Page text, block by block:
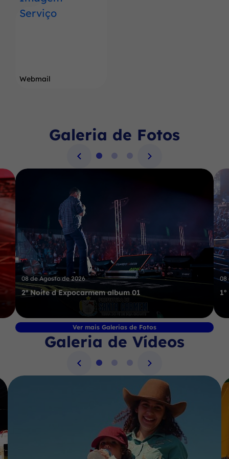
Webmail
Seção Galeria de Fotos
Galeria de Fotos
08 de Agosto de 2026
2ª Noite d Expocarmem album 01
08
Ver mais Galerias de Fotos
Seção Galeria de Vídeos
Galeria de Vídeos